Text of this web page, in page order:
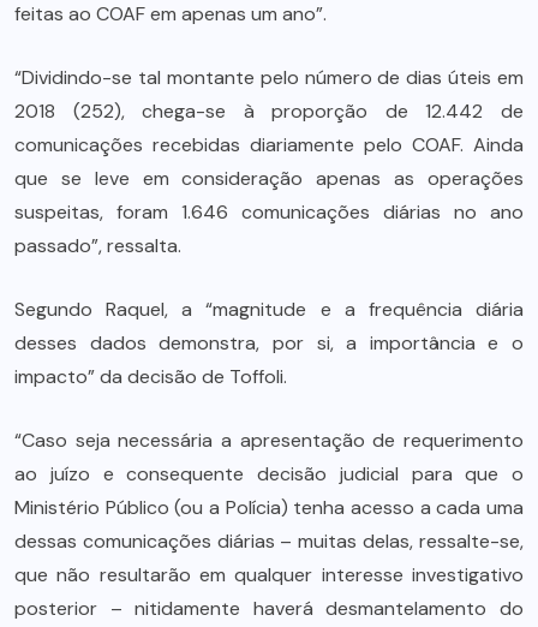
feitas ao COAF em apenas um ano”.
“Dividindo-se tal montante pelo número de dias úteis em
2018 (252), chega-se à proporção de 12.442 de
comunicações recebidas diariamente pelo COAF. Ainda
que se leve em consideração apenas as operações
suspeitas, foram 1.646 comunicações diárias no ano
passado”, ressalta.
Segundo Raquel, a “magnitude e a frequência diária
desses dados demonstra, por si, a importância e o
impacto” da decisão de Toffoli.
“Caso seja necessária a apresentação de requerimento
ao juízo e consequente decisão judicial para que o
Ministério Público (ou a Polícia) tenha acesso a cada uma
dessas comunicações diárias – muitas delas, ressalte-se,
que não resultarão em qualquer interesse investigativo
posterior – nitidamente haverá desmantelamento do